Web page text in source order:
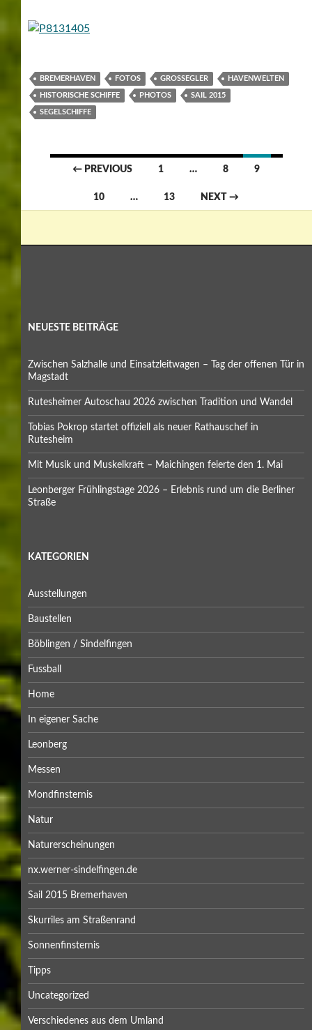
BREMERHAVEN FOTOS GROSSEGLER HAVENWELTEN
HISTORISCHE SCHIFFE PHOTOS SAIL 2015
SEGELSCHIFFE
Posts
navigation
← PREVIOUS 1 … 8 9
10 … 13 NEXT →
NEUESTE BEITRÄGE
Zwischen Salzhalle und Einsatzleitwagen – Tag der offenen Tür in
Magstadt
Rutesheimer Autoschau 2026 zwischen Tradition und Wandel
Tobias Pokrop startet offiziell als neuer Rathauschef in
Rutesheim
Mit Musik und Muskelkraft – Maichingen feierte den 1. Mai
Leonberger Frühlingstage 2026 – Erlebnis rund um die Berliner
Straße
KATEGORIEN
Ausstellungen
Baustellen
Böblingen / Sindelfingen
Fussball
Home
In eigener Sache
Leonberg
Messen
Mondfinsternis
Natur
Naturerscheinungen
nx.werner-sindelfingen.de
Sail 2015 Bremerhaven
Skurriles am Straßenrand
Sonnenfinsternis
Tipps
Uncategorized
Verschiedenes aus dem Umland